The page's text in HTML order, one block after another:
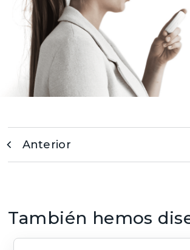
Anterior
También hemos